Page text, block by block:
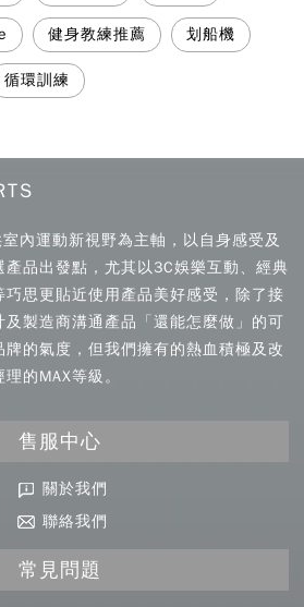
健身教練推薦 划船機
循環訓練
室內運動新視野為主軸，以自身感受及
品出發點，尤其以3C娛樂互動、經典
思更貼近使用產品美好感受，除了接
製造商溝通產品「還能怎麼做」的可
的氣度，但我們擁有的熱血積極及改
的MAX等級。
售服中心
關於我們
聯絡我們
常見問題